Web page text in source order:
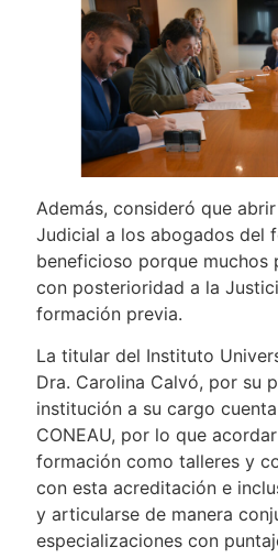
Además, consideró que
Judicial a los abogados del
beneficioso porque muchos
con posterioridad a la
formación previa.
La titular del Instituto
Dra. Carolina Calvó, por su
institución a su cargo
CONEAU, por lo que
formación como talleres y
con esta acreditación e
y articularse de manera
especializaciones con